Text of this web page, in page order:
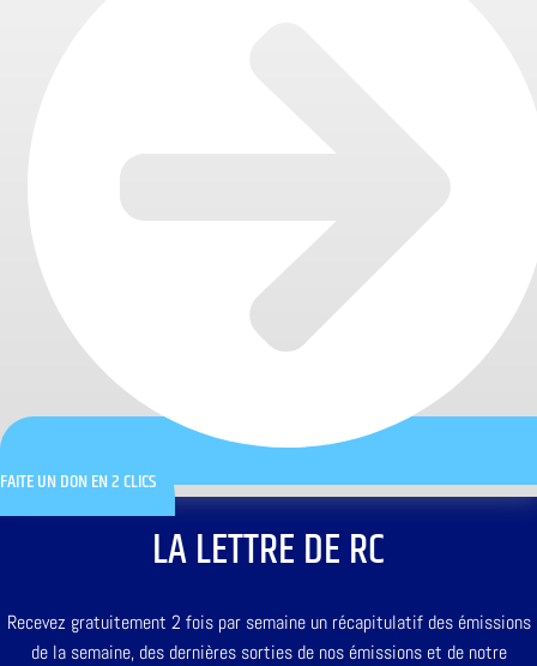
FAITE UN DON EN 2 CLICS
LA LETTRE DE RC
Recevez gratuitement 2 fois par semaine un récapitulatif des émissions
de la semaine, des dernières sorties de nos émissions et de notre